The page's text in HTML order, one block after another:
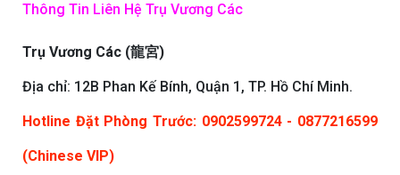
Thông Tin Liên Hệ Trụ Vương Các
Trụ Vương Các (龍宮)
Địa chỉ: 12B Phan Kế Bính, Quận 1, TP. Hồ Chí Minh.
Hotline Đặt Phòng Trước: 0902599724 - 0877216599
(Chinese VIP)